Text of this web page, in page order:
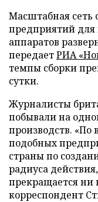
Масштабная
предприятий для
аппаратов
передаетРИА
темпы сборки
сутки.
Журналисты
побывали на
производств. «По
подобных
страны по
радиуса
прекращается ни
корреспондент